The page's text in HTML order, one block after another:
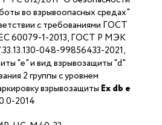
во взрывоопасных средах"
с требованиями ГОСТ
60079-1-2013, ГОСТ Р МЭК
048-99856433-2021,
"е" и вид взрывозащиты "d"
2 группы с уровнем
взрывозащиты Ехdb е
2014